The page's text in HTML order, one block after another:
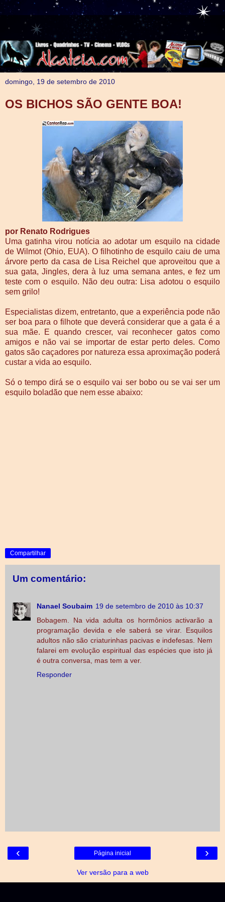
domingo, 19 de setembro de 2010
OS BICHOS SÃO GENTE BOA!
por Renato Rodrigues
Uma gatinha virou notícia ao adotar um esquilo na cidade
de Wilmot (Ohio, EUA). O filhotinho de esquilo caiu de uma
árvore perto da casa de Lisa Reichel que aproveitou que a
sua gata, Jingles, dera à luz uma semana antes, e fez um
teste com o esquilo. Não deu outra: Lisa adotou o esquilo
sem grilo!
Especialistas dizem, entretanto, que a experiência pode não
ser boa para o filhote que deverá considerar que a gata é a
sua mãe. E quando crescer, vai reconhecer gatos como
amigos e não vai se importar de estar perto deles. Como
gatos são caçadores por natureza essa aproximação poderá
custar a vida ao esquilo.
Só o tempo dirá se o esquilo vai ser bobo ou se vai ser um
esquilo boladão que nem esse abaixo:
Compartilhar
Um comentário:
Nanael Soubaim 19 de setembro de 2010 às 10:37
Bobagem. Na vida adulta os hormônios activarão a
programação devida e ele saberá se virar. Esquilos
adultos não são criaturinhas pacivas e indefesas. Nem
falarei em evolução espiritual das espécies que isto já
é outra conversa, mas tem a ver.
Responder
‹ ›
Página inicial
Ver versão para a web